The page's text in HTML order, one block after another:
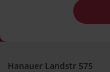
Hanauer Landstr 575